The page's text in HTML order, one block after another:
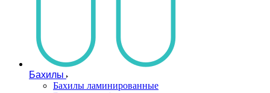
Бахилы
Бахилы ламинированные